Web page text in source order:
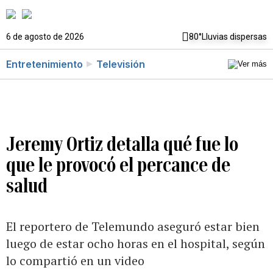
6 de agosto de 2026 80°Lluvias dispersas
Entretenimiento Televisión
Jeremy Ortiz detalla qué fue lo
que le provocó el percance de
salud
El reportero de Telemundo aseguró estar bien
luego de estar ocho horas en el hospital, según
lo compartió en un video